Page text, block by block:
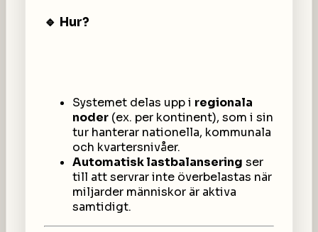
🔹 Hur?
Systemet delas upp i regionala
noder (ex. per kontinent), som i sin
tur hanterar nationella, kommunala
och kvartersnivåer.
Automatisk lastbalansering ser
till att servrar inte överbelastas när
miljarder människor är aktiva
samtidigt.